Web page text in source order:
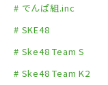
# でんぱ組.inc
# SKE48
# Ske48 Team S
# Ske48 Team K2